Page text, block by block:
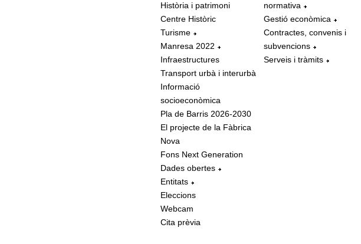
Història i patrimoni
Centre Històric
Turisme
Manresa 2022
Infraestructures
Transport urbà i interurbà
Informació
socioeconòmica
Pla de Barris 2026-2030
El projecte de la Fàbrica
Nova
Fons Next Generation
Dades obertes
Entitats
Eleccions
Webcam
Cita prèvia
normativa
Gestió econòmica
Contractes, convenis i
subvencions
Serveis i tràmits